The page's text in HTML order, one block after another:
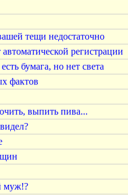
тещи недостаточно
регистрации
бумага, но нет света
фактов
выпить пива...
мyж!?